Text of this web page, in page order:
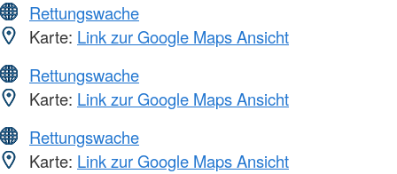
Rettungswache
Karte: Link zur Google Maps Ansicht
Rettungswache
Karte: Link zur Google Maps Ansicht
Rettungswache
Karte: Link zur Google Maps Ansicht